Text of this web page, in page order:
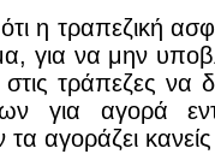
η τραπεζική
για να μην
στις τράπεζες να
για αγορά
αγοράζει